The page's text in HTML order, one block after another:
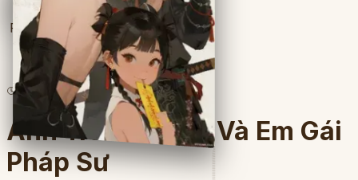
Full
9 lượt đọc· chương
Anh Trai Đầu Đỏ Và Em Gái
Pháp Sư